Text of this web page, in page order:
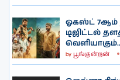
ஓகஸ்ட் 7ஆம்
டிஜிட்டல்
by பூங்குன்றன்